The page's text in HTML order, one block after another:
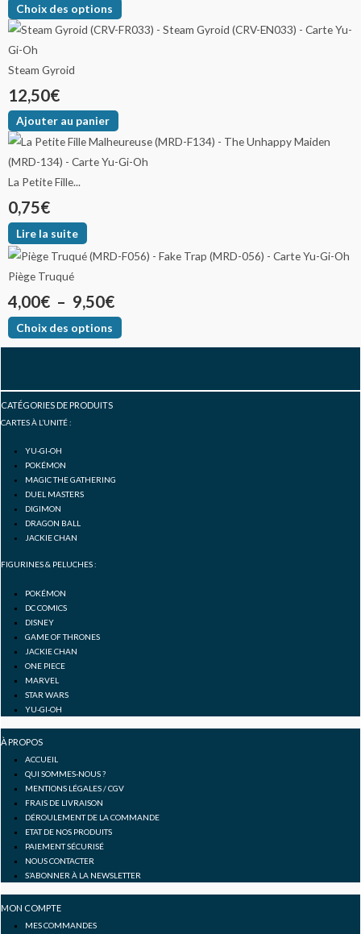
Choix des options
Steam Gyroid
12,50€
Ajouter au panier
La Petite Fille...
0,75€
Lire la suite
Piège Truqué
4,00€ – 9,50€
Choix des options
f
CATÉGORIES DE PRODUITS
CARTES À L’UNITÉ :
YU-GI-OH
POKÉMON
MAGIC THE GATHERING
DUEL MASTERS
DIGIMON
DRAGON BALL
JACKIE CHAN
FIGURINES & PELUCHES :
POKÉMON
DC COMICS
DISNEY
GAME OF THRONES
JACKIE CHAN
ONE PIECE
MARVEL
STAR WARS
YU-GI-OH
À PROPOS
ACCUEIL
QUI SOMMES-NOUS ?
MENTIONS LÉGALES / CGV
FRAIS DE LIVRAISON
DÉROULEMENT DE LA COMMANDE
ETAT DE NOS PRODUITS
PAIEMENT SÉCURISÉ
NOUS CONTACTER
S’ABONNER À LA NEWSLETTER
MON COMPTE
MES COMMANDES